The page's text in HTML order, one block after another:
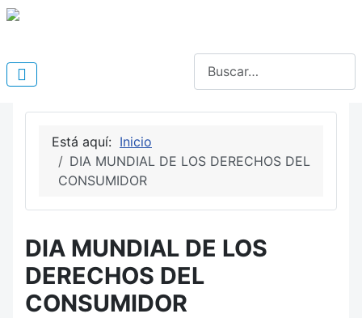
Está aquí: Inicio
DIA MUNDIAL DE LOS DERECHOS DEL
CONSUMIDOR
DIA MUNDIAL DE LOS
DERECHOS DEL
CONSUMIDOR